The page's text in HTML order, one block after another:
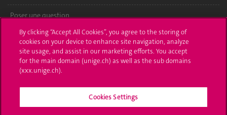
Poser une question
L'UNIGE vous informe
UNIGE Mobile
By clicking “Accept All Cookies”, you agree to the storing of
cookies on your device to enhance site navigation, analyze
site usage, and assist in our marketing efforts. You accept
for the main domain (unige.ch) as well as the sub domains
(xxx.unige.ch).
Cookies Settings